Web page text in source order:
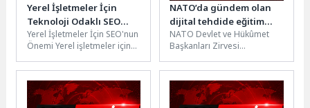
Yerel İşletmeler İçin
Teknoloji Odaklı SEO
Stratejileri
Yerel İşletmeler İçin SEO'nun
Önemi Yerel işletmeler için
optimizasyonu), dijital
pazarlama stratejilerinde...
NATO’da gündem olan
dijital tehdide eğitim
bilimci Doç. Dr. Özgür
Bolat’tan ailelere kritik
uyarı: “Çözüm yasak
NATO Devlet ve Hükûmet
Başkanları Zirvesi
Erdoğan’ın ev sahipliğinde
gerçekleştirilen lider eşleri
programında...